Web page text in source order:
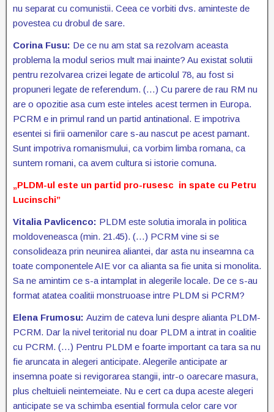
nu separat cu comunistii. Ceea ce vorbiti dvs. aminteste de
povestea cu drobul de sare.
Corina Fusu: De ce nu am stat sa rezolvam aceasta
problema la modul serios mult mai inainte? Au existat solutii
pentru rezolvarea crizei legate de articolul 78, au fost si
propuneri legate de referendum. (…) Cu parere de rau RM nu
are o opozitie asa cum este inteles acest termen in Europa.
PCRM e in primul rand un partid antinational. E impotriva
esentei si firii oamenilor care s-au nascut pe acest pamant.
Sunt impotriva romanismului, ca vorbim limba romana, ca
suntem romani, ca avem cultura si istorie comuna.
„PLDM-ul este un partid pro-rusesc in spate cu Petru
Lucinschi”
Vitalia Pavlicenco: PLDM este solutia imorala in politica
moldoveneasca (min. 21.45). (…) PCRM vine si se
consolideaza prin neunirea aliantei, dar asta nu inseamna ca
toate componentele AIE vor ca alianta sa fie unita si monolita.
Sa ne amintim ce s-a intamplat in alegerile locale. De ce s-au
format atatea coalitii monstruoase intre PLDM si PCRM?
Elena Frumosu: Auzim de cateva luni despre alianta PLDM-
PCRM. Dar la nivel teritorial nu doar PLDM a intrat in coalitie
cu PCRM. (…) Pentru PLDM e foarte important ca tara sa nu
fie aruncata in alegeri anticipate. Alegerile anticipate ar
insemna poate si revigorarea stangii, intr-o oarecare masura,
plus cheltuieli neintemeiate. Nu e cert ca dupa aceste alegeri
anticipate se va schimba esential formula celor care vor